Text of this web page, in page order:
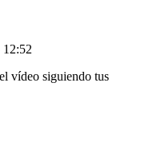
12:52
vídeo siguiendo tus